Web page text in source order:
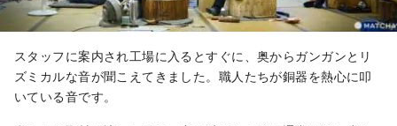
スタッフに案内され工場に入るとすぐに、奥からガンガンとリ
ズミカルな音が聞こえてきました。職人たちが銅器を熱心に叩
いている音です。